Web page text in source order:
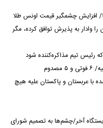
وادار به پذیرش توافق کرده، مگر
رئیس تیم مذاکره‌کننده شود
با عربستان و پاکستان علیه هیچ
آخر/چشم‌ها به تصمیم شورای